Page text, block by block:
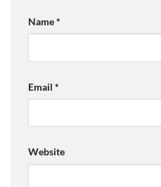
Name*
Email *
Website